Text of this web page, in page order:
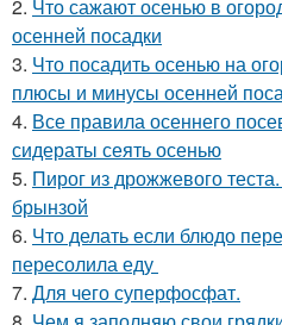
2. Что сажают осенью в
осенней посадки
3. Что посадить осенью на
плюсы и минусы осенней
4. Все правила осеннего
сидераты сеять осенью
5. Пирог из дрожжевого
брынзой
6. Что делать если блюдо
пересолила еду
7. Для чего суперфосфат.